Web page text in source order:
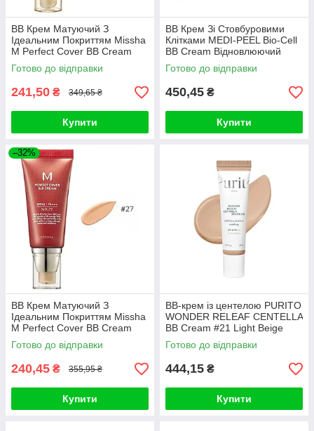
ВВ Крем Матуючий З
Ідеальним Покриттям Missha
M Perfect Cover BB Cream
SPF42 PA+++ (50ml, 31
відтінок - золотий беж)
Готово до відправки
241,50 ₴ 349,65 ₴
Купити
ВВ Крем Зі Стовбуровими
Клітками MEDI-PEEL Bio-Cell
BB Cream Відновлюючий
Готово до відправки
450,45 ₴
Купити
–32%
ВВ Крем Матуючий З
Ідеальним Покриттям Missha
M Perfect Cover BB Cream
SPF42 PA+++ (50ml, 27
відтінок - медовий беж)
Готово до відправки
240,45 ₴ 355,95 ₴
Купити
BB-крем із центелою PURITO
WONDER RELEAF CENTELLA
BB Cream #21 Light Beige
30ml
Готово до відправки
444,15 ₴
Купити